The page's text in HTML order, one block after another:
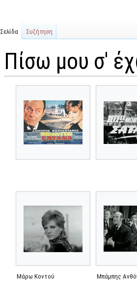
Πίσω μου σ'
πλοήγηση
αναζήτηση
Μάρω Κοντού
Μπάμπης
Σελίδα Συζήτηση